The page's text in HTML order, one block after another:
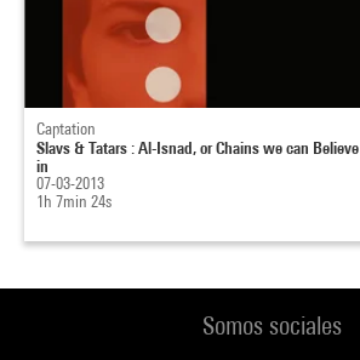
Captation
Slavs & Tatars : Al-Isnad, or Chains we can Believe
in
07-03-2013
1h 7min 24s
Somos sociales